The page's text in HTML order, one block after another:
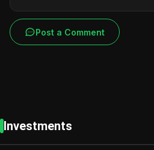
Post a Comment
Investments